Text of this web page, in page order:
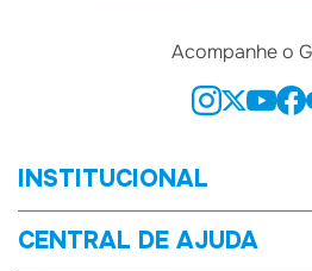
Acompanhe o
INSTITUCIONAL
Quem Somos
CENTRAL DE AJUDA